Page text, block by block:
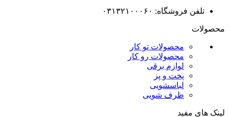
تلفن فروشگاه: ۰۳۱۳۲۱۰۰۰۶۰
محصولات
محصولات تو کار
محصولات رو کار
لوازم برقی
پخت و پز
لباسشویی
ظرف شویی
لینک های مفید